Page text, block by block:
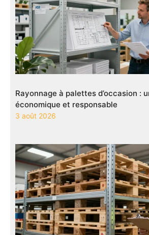
Rayonnage à palettes d’occasion :
économique et responsable
3 août 2026